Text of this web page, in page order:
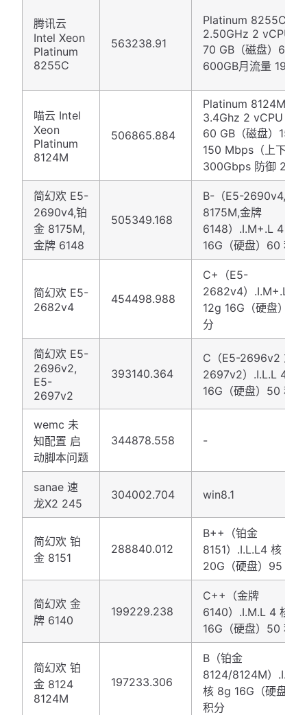
腾讯云
Intel Xeon
Platinum
8255C
563238.91
Platinum 8255C
2.50GHz 2 vCPU 4
70 GB（磁盘）6
600GB月流量 199
喵云 Intel
Xeon
Platinum
8124M
506865.884
Platinum 8124M
3.4Ghz 2 vCPU 4
60 GB（磁盘）15
150 Mbps（上下）
300Gbps 防御 25
简幻欢 E5-
2690v4,铂
金 8175M,
金牌 6148
505349.168
B-（E5-2690v4,铂金
8175M,金牌
6148）.I.M+.L 4 核
16G（硬盘）60 积分
简幻欢 E5-
2682v4
454498.988
C+（E5-
2682v4）.I.M+.L 4
12g 16G（硬盘）50
分
简幻欢 E5-
2696v2,
E5-
2697v2
393140.364
C（E5-2696v2 或
2697v2）.I.L.L 4 核
16G（硬盘）50 积分
wemc 未
知配置 启
动脚本问题
344878.558 -
sanae 速
龙X2 245
304002.704 win8.1
简幻欢 铂
金 8151
288840.012
B++（铂金
8151）.I.L.L4 核 16g
20G（硬盘）95 积分
简幻欢 金
牌 6140
199229.238
C++（金牌
6140）.I.M.L 4 核
16G（硬盘）50 积分
简幻欢 铂
金 8124
8124M
197233.306
B（铂金
8124/8124M）
核 8g 16G（硬盘）
积分